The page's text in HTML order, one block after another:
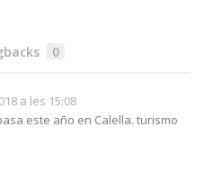
0
a les 15:08
este año en Calella. turismo